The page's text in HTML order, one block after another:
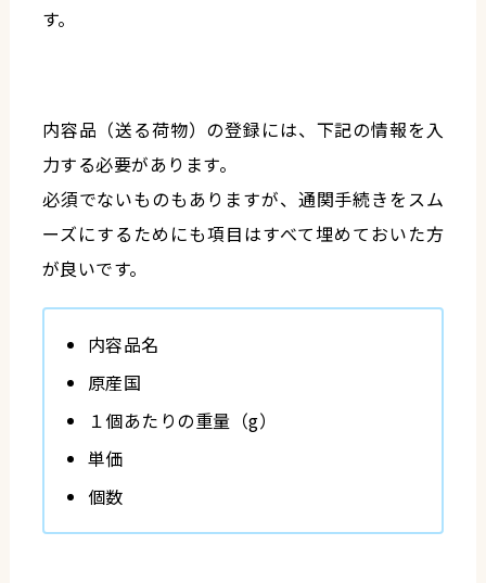
す。
内容品（送る荷物）の登録には、下記の情報を入
力する必要があります。
必須でないものもありますが、通関手続きをスム
ーズにするためにも項目はすべて埋めておいた方
が良いです。
内容品名
原産国
１個あたりの重量（g）
単価
個数